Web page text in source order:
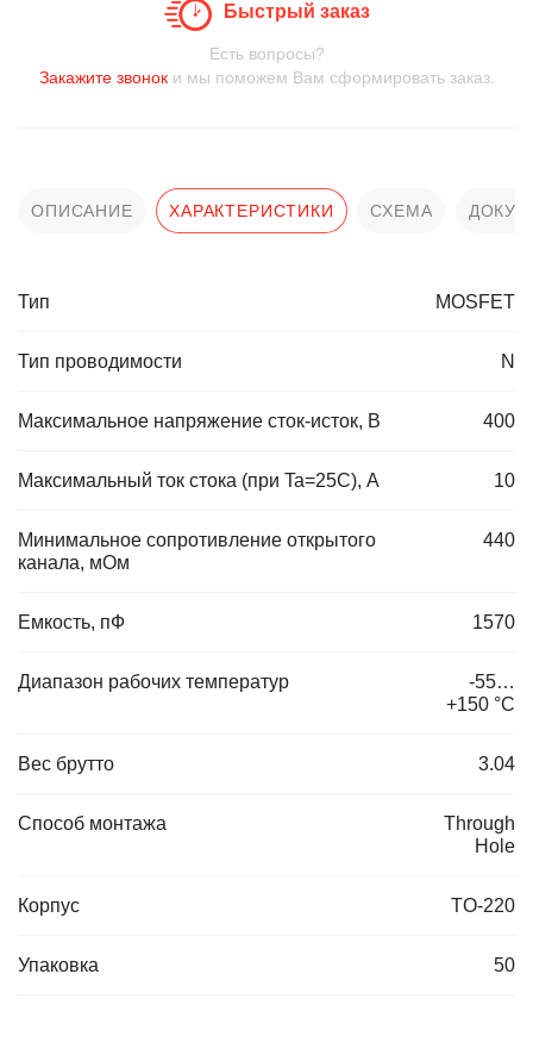
Быстрый заказ
Есть вопросы?
Закажите звоноки мы поможем Вам сформировать заказ.
ОПИСАНИЕ ХАРАКТЕРИСТИКИ СХЕМА
Тип MOSFET
Тип проводимости N
Максимальное напряжение сток-исток, В 400
Максимальный ток стока (при Ta=25C), А 10
Минимальное сопротивление открытого
канала, мОм
440
Емкость, пФ 1570
Диапазон рабочих температур
-55…
+150 °С
Вес брутто 3.04
Способ монтажа
Through
Hole
Корпус TO-220
Упаковка 50